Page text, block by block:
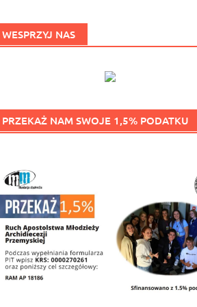
WESPRZYJ NAS
PRZEKAŻ NAM SWOJE 1,5% PODATKU